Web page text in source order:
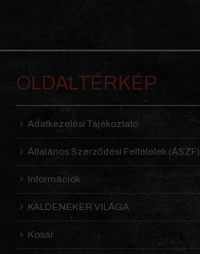
OLDALTÉRKÉP
Adatkezelési Tájékoztató
Általános Szerződési Feltételek (ÁSZF)
Információk
KALDENEKER VILÁGA
Kosár